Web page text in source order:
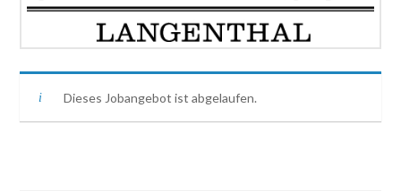
Dieses Jobangebot ist abgelaufen.